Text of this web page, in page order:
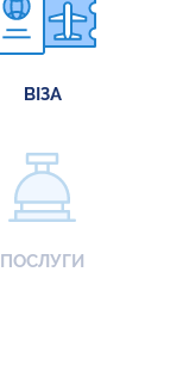
ВІЗА
ПОСЛУГИ